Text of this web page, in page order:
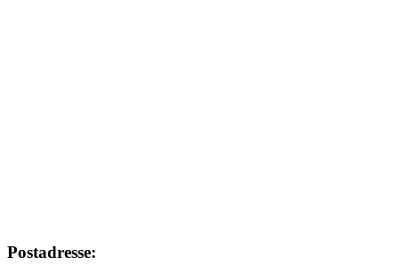
Postadresse: